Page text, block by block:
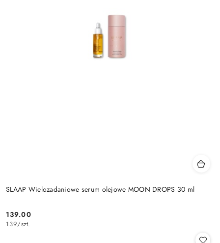
SLAAP Wielozadaniowe serum olejowe MOON DROPS 30 ml
Cena:
139.00
139/szt.